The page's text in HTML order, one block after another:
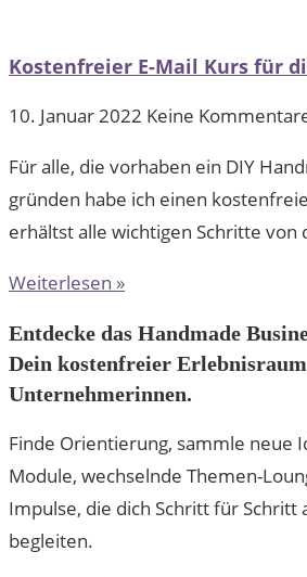
Kostenfreier E-Mail Kurs für
10. Januar 2022 Keine
Für alle, die vorhaben ein DIY
gründen habe ich einen
erhältst alle wichtigen Schritte
Weiterlesen »
Entdecke das Handmade
Dein kostenfreier
Unternehmerinnen.
Finde Orientierung, sammle neue
Module, wechselnde Themen-
Impulse, die dich Schritt für Schritt
begleiten.